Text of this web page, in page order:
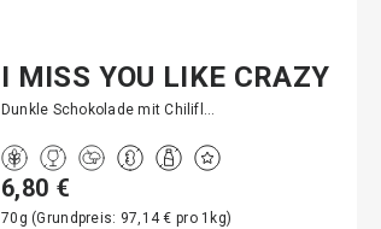
I MISS YOU LIKE CRAZY
Dunkle Schokolade mit Chilifl…
6,80 €
70g (Grundpreis: 97,14 € pro 1kg)